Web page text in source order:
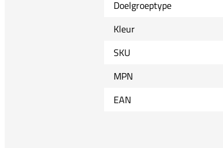
Doelgroeptype
Kleur
SKU
MPN
EAN